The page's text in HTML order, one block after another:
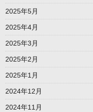
2025年5月
2025年4月
2025年3月
2025年2月
2025年1月
2024年12月
2024年11月